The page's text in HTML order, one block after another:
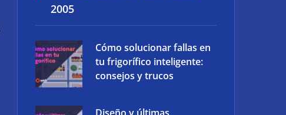
2005
Cómo solucionar fallas en
tu frigorífico inteligente:
consejos y trucos
Diseño y últimas